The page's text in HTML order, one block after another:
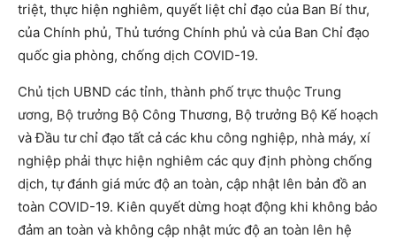
triệt, thực hiện nghiêm, quyết liệt chỉ đạo của Ban Bí thư,
của Chính phủ, Thủ tướng Chính phủ và của Ban Chỉ đạo
quốc gia phòng, chống dịch COVID-19.
Chủ tịch UBND các tỉnh, thành phố trực thuộc Trung
ương, Bộ trưởng Bộ Công Thương, Bộ trưởng Bộ Kế hoạch
và Đầu tư chỉ đạo tất cả các khu công nghiệp, nhà máy, xí
nghiệp phải thực hiện nghiêm các quy định phòng chống
dịch, tự đánh giá mức độ an toàn, cập nhật lên bản đồ an
toàn COVID-19. Kiên quyết dừng hoạt động khi không bảo
đảm an toàn và không cập nhật mức độ an toàn lên hệ